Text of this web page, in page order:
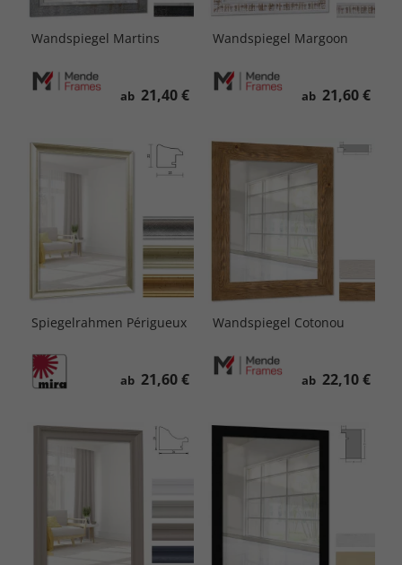
Wandspiegel Martins
ab 21,40 €
Wandspiegel Margoon
ab 21,60 €
Spiegelrahmen Périgueux
ab 21,60 €
Wandspiegel Cotonou
ab 22,10 €